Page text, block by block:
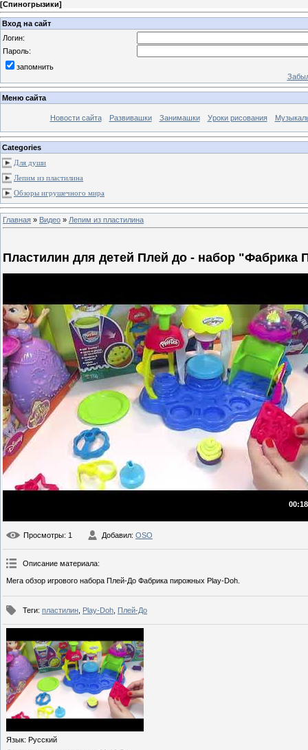
[Спиногрызики]
Вход на сайт
Логин:
Пароль:
запомнить
Меню сайта
Новости сайта Развивашки Занимашки Уроки рисования
Categories
Для души
Лепим из пластилина
Обзоры игрушечного мира
Главная » Видео » Лепим из пластилина
Пластилин для детей Плей до - набор
Просмотры: 1 Добавил: OSO
Описание материала:
Мега обзор игрового набора Плей-До Фабрика пирожных Play-Doh.
Теги: пластилин Play-Doh Плей-До
Язык: Русский